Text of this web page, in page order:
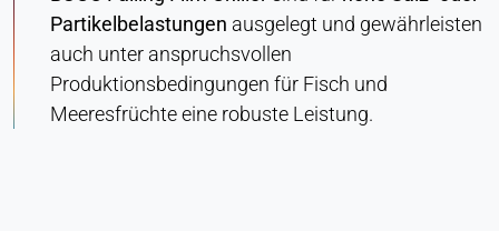
Partikelbelastungen ausgelegt und gewährleisten
auch unter anspruchsvollen
Produktionsbedingungen für Fisch und
Meeresfrüchte eine robuste Leistung.